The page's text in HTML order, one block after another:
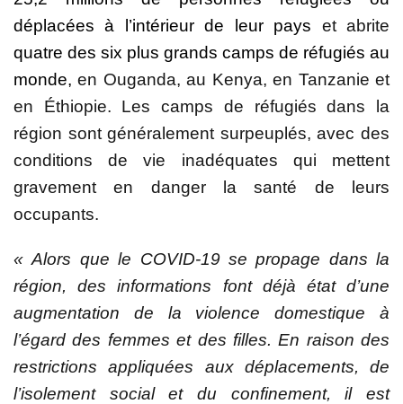
déplacées à l’intérieur de leur pays et abrite
quatre des six plus grands camps de réfugiés au
monde, en Ouganda, au Kenya, en Tanzanie et
en Éthiopie. Les camps de réfugiés dans la
région sont généralement surpeuplés, avec des
conditions de vie inadéquates qui mettent
gravement en danger la santé de leurs
occupants.
« Alors que le COVID-19 se propage dans la
région, des informations font déjà état d’une
augmentation de la violence domestique à
l’égard des femmes et des filles. En raison des
restrictions appliquées aux déplacements, de
l’isolement social et du confinement, il est